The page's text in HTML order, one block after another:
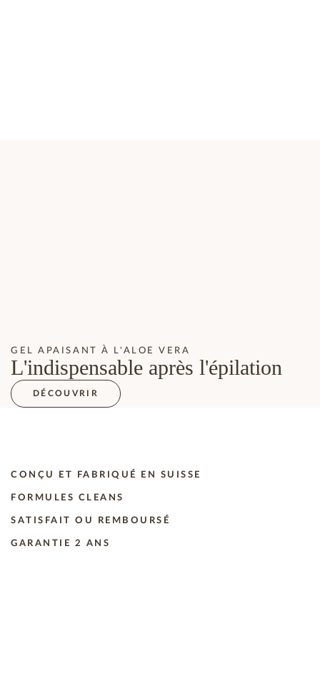
GEL APAISANT À L'ALOE VERA
L'indispensable après l'épilation
DÉCOUVRIR
CONÇU ET FABRIQUÉ EN SUISSE
FORMULES CLEANS
SATISFAIT OU REMBOURSÉ
GARANTIE 2 ANS